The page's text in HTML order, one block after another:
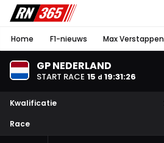
Home F1-nieuws Max Verstappen
GP NEDERLAND
START RACE 15 d 19:31:25
Kwalificatie
Race